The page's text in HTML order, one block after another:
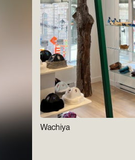
Wachiya